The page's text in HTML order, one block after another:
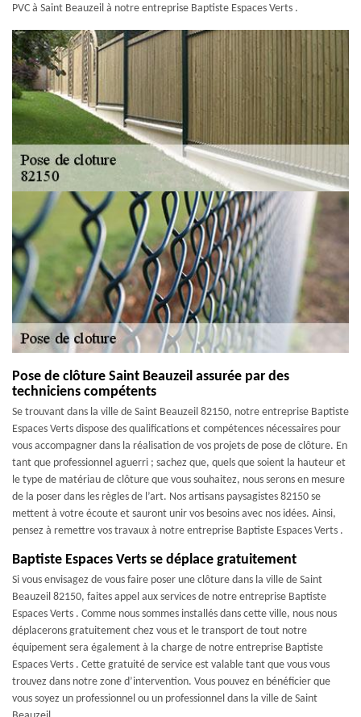
PVC à Saint Beauzeil à notre entreprise Baptiste Espaces Verts .
Pose de clôture Saint Beauzeil assurée par des
techniciens compétents
Se trouvant dans la ville de Saint Beauzeil 82150, notre entreprise Baptiste
Espaces Verts dispose des qualifications et compétences nécessaires pour
vous accompagner dans la réalisation de vos projets de pose de clôture. En
tant que professionnel aguerri ; sachez que, quels que soient la hauteur et
le type de matériau de clôture que vous souhaitez, nous serons en mesure
de la poser dans les règles de l’art. Nos artisans paysagistes 82150 se
mettent à votre écoute et sauront unir vos besoins avec nos idées. Ainsi,
pensez à remettre vos travaux à notre entreprise Baptiste Espaces Verts .
Baptiste Espaces Verts se déplace gratuitement
Si vous envisagez de vous faire poser une clôture dans la ville de Saint
Beauzeil 82150, faites appel aux services de notre entreprise Baptiste
Espaces Verts . Comme nous sommes installés dans cette ville, nous nous
déplacerons gratuitement chez vous et le transport de tout notre
équipement sera également à la charge de notre entreprise Baptiste
Espaces Verts . Cette gratuité de service est valable tant que vous vous
trouvez dans notre zone d’intervention. Vous pouvez en bénéficier que
vous soyez un professionnel ou un professionnel dans la ville de Saint